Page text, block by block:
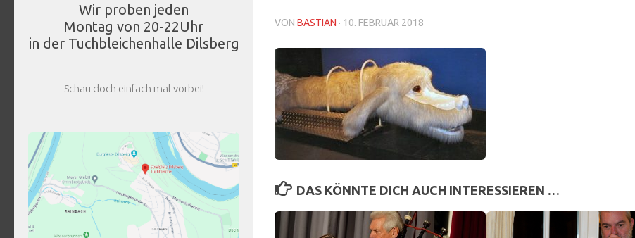
VON BASTIAN · 10. FEBRUAR 2018
DAS KÖNNTE DICH AUCH INTERESSIEREN …
Wir proben jeden
Montag von 20-22Uhr
in der Tuchbleichenhalle Dilsberg
-Schau doch einfach mal vorbei!-